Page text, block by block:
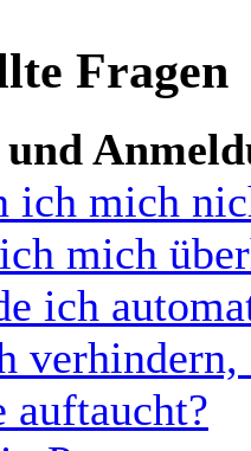
Fragen
ich mich
mich
ich
verhindern,